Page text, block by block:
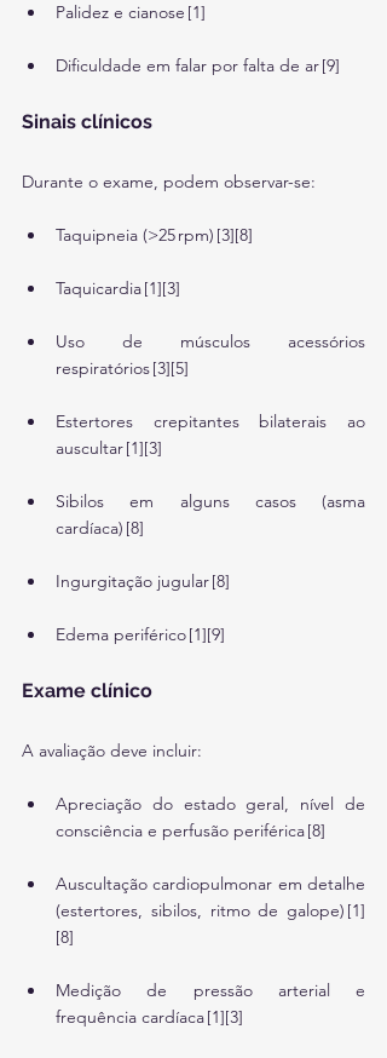
Palidez e cianose [1]
Dificuldade em falar por falta de ar [9]
Sinais clínicos
Durante o exame, podem observar-se:
Taquipneia (>25 rpm) [3][8]
Taquicardia [1][3]
Uso de músculos acessórios
respiratórios [3][5]
Estertores crepitantes bilaterais ao
auscultar [1][3]
Sibilos em alguns casos (asma
cardíaca) [8]
Ingurgitação jugular [8]
Edema periférico [1][9]
Exame clínico
A avaliação deve incluir:
Apreciação do estado geral, nível de
consciência e perfusão periférica [8]
Auscultação cardiopulmonar em detalhe
(estertores, sibilos, ritmo de galope) [1]
[8]
Medição de pressão arterial e
frequência cardíaca [1][3]